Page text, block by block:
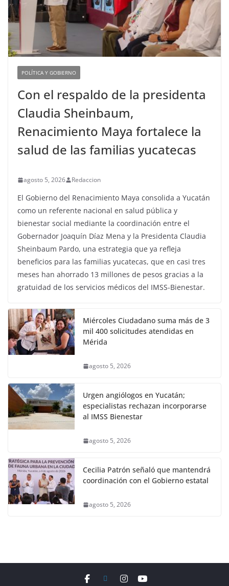
POLÍTICA Y GOBIERNO
Con el respaldo de la presidenta
Claudia Sheinbaum,
Renacimiento Maya fortalece la
salud de las familias yucatecas
agosto 5, 2026 Redaccion
El Gobierno del Renacimiento Maya consolida a Yucatán
como un referente nacional en salud pública y
bienestar social mediante la coordinación entre el
Gobernador Joaquín Díaz Mena y la Presidenta Claudia
Sheinbaum Pardo, una estrategia que ya refleja
beneficios para las familias yucatecas, que en casi tres
meses han ahorrado 13 millones de pesos gracias a la
gratuidad de los servicios médicos del IMSS-Bienestar.
Miércoles Ciudadano suma más de 3
mil 400 solicitudes atendidas en
Mérida
agosto 5, 2026
Urgen angiólogos en Yucatán;
especialistas rechazan incorporarse
al IMSS Bienestar
agosto 5, 2026
Cecilia Patrón señaló que mantendrá
coordinación con el Gobierno estatal
agosto 5, 2026